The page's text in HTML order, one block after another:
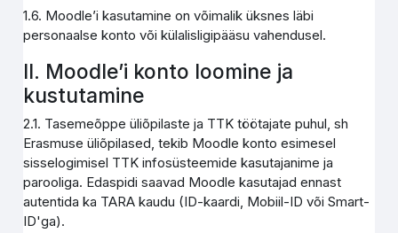
1.6. Moodle’i kasutamine on võimalik üksnes läbi
personaalse konto või külalisligipääsu vahendusel.
II. Moodle’i konto loomine ja
kustutamine
2.1. Tasemeõppe üliõpilaste ja TTK töötajate puhul, sh
Erasmuse üliõpilased, tekib Moodle konto esimesel
sisselogimisel TTK infosüsteemide kasutajanime ja
parooliga. Edaspidi saavad Moodle kasutajad ennast
autentida ka TARA kaudu (ID-kaardi, Mobiil-ID või Smart-
ID'ga).